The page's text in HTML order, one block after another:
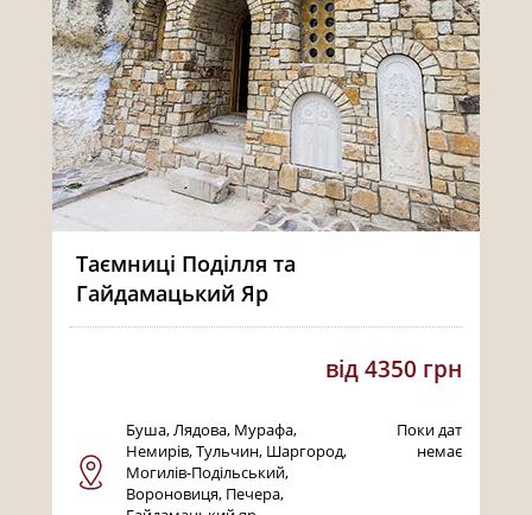
Таємниці Поділля та
Гайдамацький Яр
від 4350 грн
Буша, Лядова, Мурафа,
Немирів, Тульчин, Шаргород,
Могилів-Подільський,
Вороновиця, Печера,
Поки дат
немає